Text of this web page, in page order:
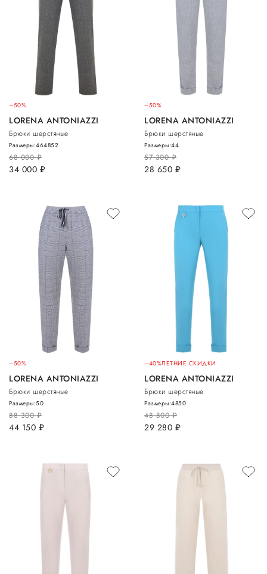
–50%
LORENA ANTONIAZZI
Брюки шерстяные
68 000руб.
34 000 руб.
Размеры:464852
–50%
LORENA ANTONIAZZI
Брюки шерстяные
57 300руб.
28 650 руб.
Размеры:44
–50%
LORENA ANTONIAZZI
Брюки шерстяные
88 300руб.
44 150 руб.
Размеры:50
–40%ЛЕТНИЕ СКИДКИ
LORENA ANTONIAZZI
Брюки шерстяные
48 800руб.
29 280 руб.
Размеры:4850